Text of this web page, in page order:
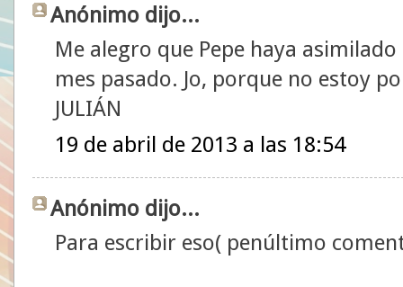
Anónimo dijo...
Me alegro que Pepe haya
mes pasado. Jo, porque no estoy
JULIÁN
19 de abril de 2013 a las 18:54
Anónimo dijo...
Para escribir eso( penúltimo